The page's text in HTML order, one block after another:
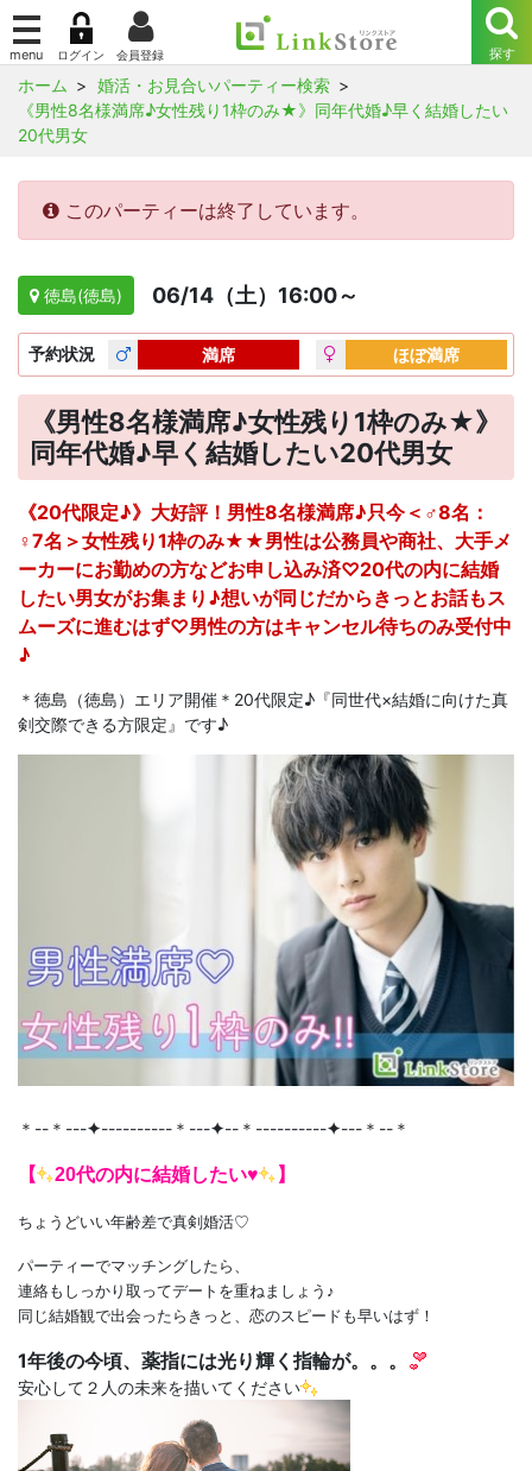
ホーム
婚活・お見合いパーティー検索
《男性8名様満席♪女性残り1枠のみ★》同年代婚♪早く結婚したい
20代男女
このパーティーは終了しています。
徳島(徳島) 06/14（土）16:00～
予約状況 満席 ほぼ満席
《男性8名様満席♪女性残り1枠のみ★》
同年代婚♪早く結婚したい20代男女
《20代限定♪》大好評！男性8名様満席♪只今＜♂8名：
♀7名＞女性残り1枠のみ★★男性は公務員や商社、大手メ
ーカーにお勤めの方などお申し込み済♡20代の内に結婚
したい男女がお集まり♪想いが同じだからきっとお話もス
ムーズに進むはず♡男性の方はキャンセル待ちのみ受付中
♪
＊徳島（徳島）エリア開催＊20代限定♪『同世代×結婚に向けた真
剣交際できる方限定』です♪
＊--＊---✦----------＊---✦--＊----------✦---＊--＊
【 20代の内に結婚したい♥ 】
ちょうどいい年齢差で真剣婚活♡
パーティーでマッチングしたら、
連絡もしっかり取ってデートを重ねましょう♪
同じ結婚観で出会ったらきっと、恋のスピードも早いはず！
1年後の今頃、薬指には光り輝く指輪が。。。
安心して２人の未来を描いてください